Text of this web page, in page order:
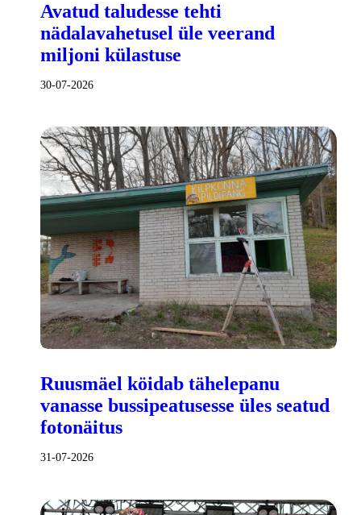
Avatud taludesse tehti
nädalavahetusel üle veerand
miljoni külastuse
30-07-2026
Ruusmäel köidab tähelepanu
vanasse bussipeatusesse üles seatud
fotonäitus
31-07-2026